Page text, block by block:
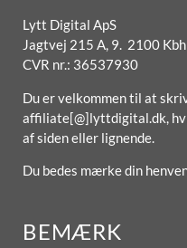
Lytt Digital ApS
Jagtvej 215 A, 9. 2100
CVR nr.: 36537930
Du er velkommen til at
affiliate[@]lyttdigital.dk,
af siden eller lignende.
Du bedes mærke din
BEMÆRK